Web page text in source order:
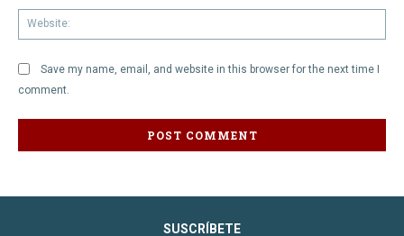
Save my name, email, and website in this browser for the next time I
comment.
SUSCRÍBETE